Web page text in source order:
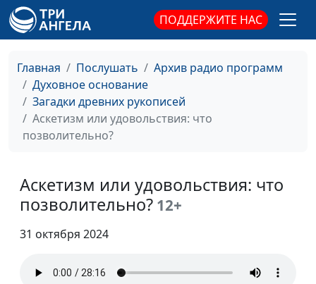
ПОДДЕРЖИТЕ НАС
Главная Послушать
Архив радио программ
Духовное основание
Загадки древних рукописей
Аскетизм или удовольствия: что
позволительно?
Аскетизм или удовольствия: что
позволительно? 12+
31 октября 2024
Богу
Александр Богданенков,
филолог, литературовед,
Главная весть книги
пророка Даниила
Олег Габрусевич,
историк, богослов,
современные
переводы Библии?
историк, богослов,
Александр Богданенков,
Сыны Божии и
Олег Габрусевич,
#98